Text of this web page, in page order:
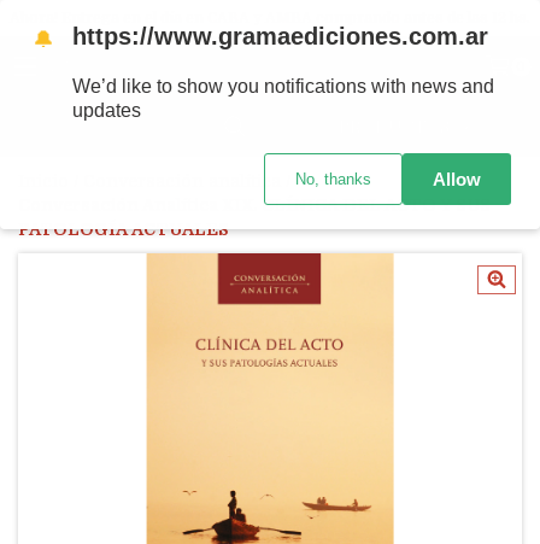
Conversación Analítica XIX. CLÍNICA DEL ACTO Y SUS
PATOLOGÍA ACTUALES
🔔 https://www.gramaediciones.com.ar
We’d like to show you notifications with news and
updates
No, thanks Allow